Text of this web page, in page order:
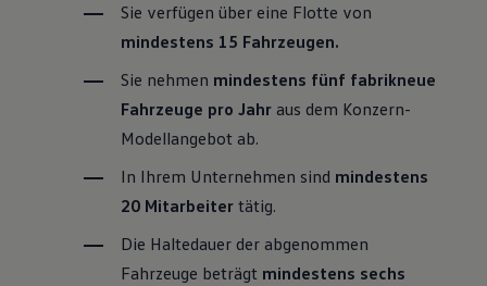
Sie verfügen über eine Flotte von
mindestens 15 Fahrzeugen.
Sie nehmen mindestens fünf fabrikneue
Fahrzeuge pro Jahraus dem Konzern-
Modellangebot ab.
In Ihrem Unternehmen sind mindestens
20 Mitarbeiter tätig.
Die Haltedauer der abgenommen
Fahrzeuge beträgt mindestens sechs